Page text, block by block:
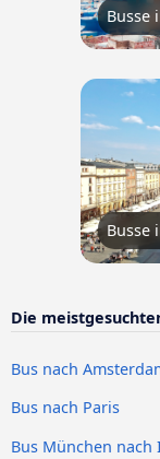
Busse
Busse
Die
Bus nach
Bus nach Paris
Bus München nach